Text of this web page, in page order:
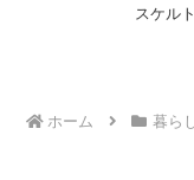
スケル
ホーム 暮ら